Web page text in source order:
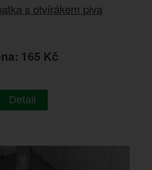
s otvírákem piva
165 Kč
Detail